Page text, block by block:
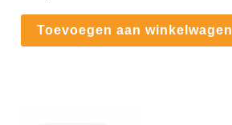
Toevoegen aan winkelwagen